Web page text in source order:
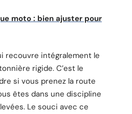
moto : bien ajuster pour
recouvre intégralement le
rigide. C’est le
si vous prenez la route
êtes dans une discipline
Le souci avec ce